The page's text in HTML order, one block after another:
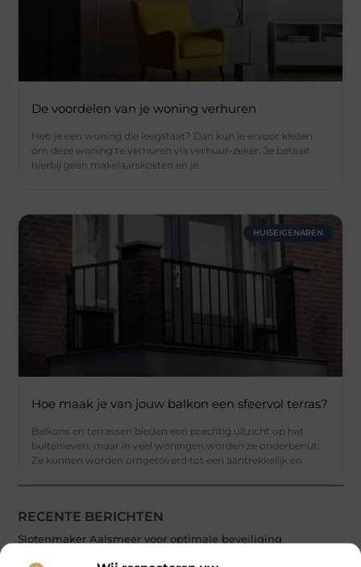
De voordelen van je woning verhuren
Heb je een woning die leegstaat? Dan kun je ervoor kiezen
om deze woning te verhuren via verhuur-zeker. Je betaalt
hierbij geen makelaarskosten en je
HUISEIGENAREN
Hoe maak je van jouw balkon een sfeervol terras?
Balkons en terrassen bieden een prachtig uitzicht op het
buitenleven, maar in veel woningen worden ze onderbenut.
Ze kunnen worden omgetoverd tot een aantrekkelijk en
RECENTE BERICHTEN
Slotenmaker Aalsmeer voor optimale beveiliging